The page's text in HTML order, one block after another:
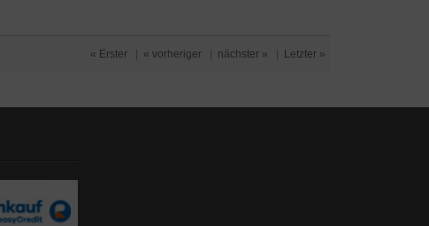
« Erster « vorheriger nächster » Letzter »